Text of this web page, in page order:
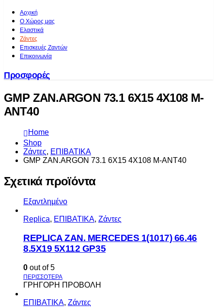
Αρχική
Ο Χώρος μας
Ελαστικά
Ζάντες
Επισκευές Ζαντών
Επικοινωνία
Προσφορές
GMP ZAN.ARGON 73.1 6X15 4X108 M-
ANT40
Home
Shop
Ζάντες, ΕΠΙΒΑΤΙΚΑ
GMP ZAN.ARGON 73.1 6X15 4X108 M-ANT40
Σχετικά προϊόντα
Εξαντλημένο
Replica, ΕΠΙΒΑΤΙΚΑ, Ζάντες
REPLICA ZAN. MERCEDES 1(1017) 66.46
8.5X19 5X112 GP35
0 out of 5
ΓΡΗΓΟΡΗ ΠΡΟΒΟΛΗ
ΕΠΙΒΑΤΙΚΑ, Ζάντες